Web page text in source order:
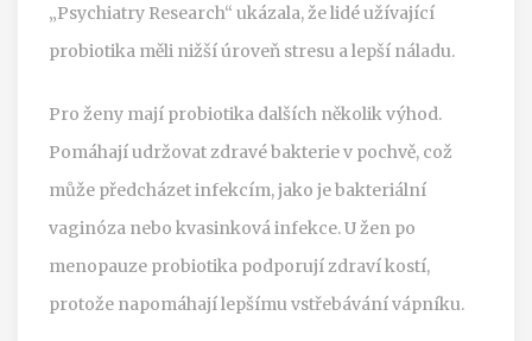
„Psychiatry Research“ ukázala, že lidé užívající
probiotika měli nižší úroveň stresu a lepší náladu.
Pro ženy mají probiotika dalších několik výhod.
Pomáhají udržovat zdravé bakterie v pochvě, což
může předcházet infekcím, jako je bakteriální
vaginóza nebo kvasinková infekce. U žen po
menopauze probiotika podporují zdraví kostí,
protože napomáhají lepšímu vstřebávání vápníku.